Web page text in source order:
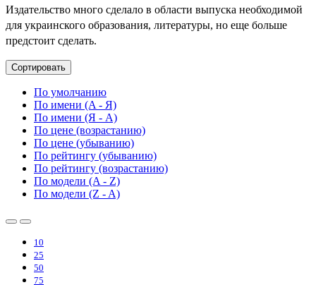
Издательство много сделало в области выпуска необходимой
для украинского образования, литературы, но еще больше
предстоит сделать.
Сортировать
По умолчанию
По имени (A - Я)
По имени (Я - A)
По цене (возрастанию)
По цене (убыванию)
По рейтингу (убыванию)
По рейтингу (возрастанию)
По модели (A - Z)
По модели (Z - A)
10
25
50
75